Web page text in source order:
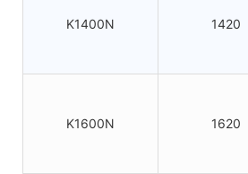
K1400N 1420
K1600N 1620